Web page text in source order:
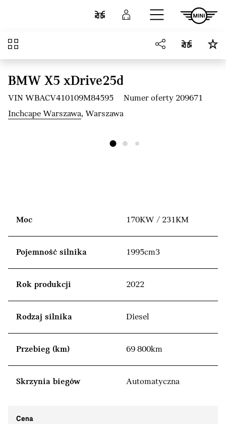
Przejdź do głównej treści
Porównaj Zaloguj się
Przegląd
BMW X5 xDrive25d
VIN WBACV410109M84595
Numer oferty 209671
Inchcape Warszawa, Warszawa
Moc 170KW / 231KM
Pojemność silnika 1995cm3
Rok produkcji 2022
Rodzaj silnika Diesel
Przebieg (km) 69 800km
Skrzynia biegów Automatyczna
Cena